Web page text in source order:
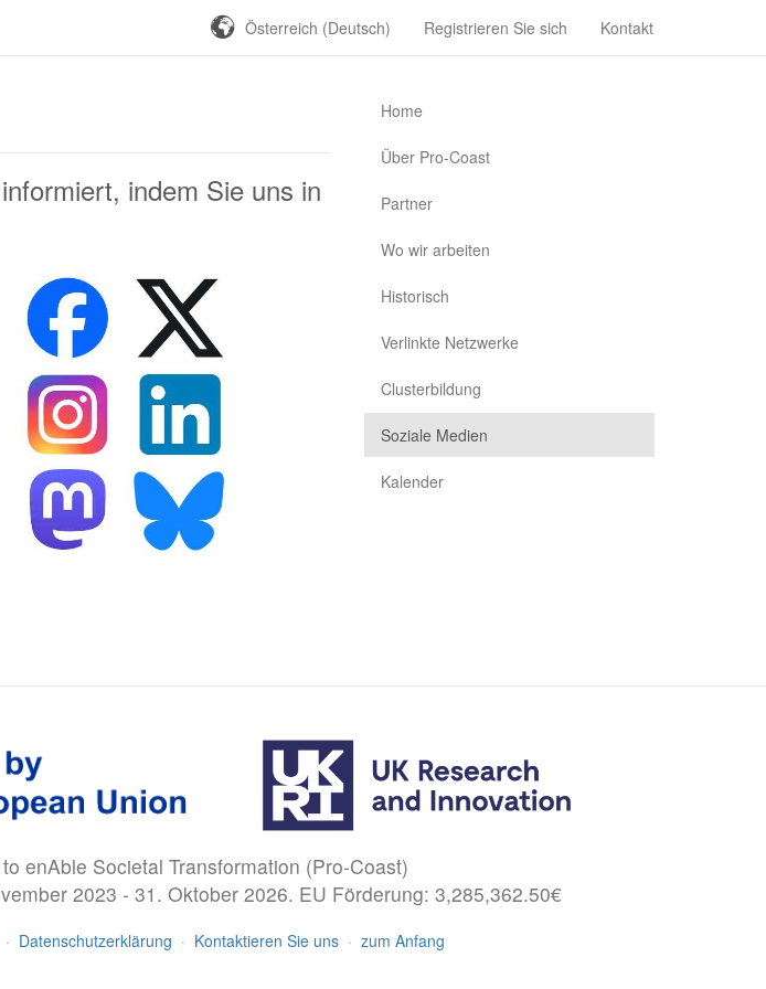
Österreich (Deutsch) Registrieren Sie sich Kontakt
indem Sie uns in
Home
Über Pro-Coast
Partner
Wo wir arbeiten
Historisch
Verlinkte Netzwerke
Clusterbildung
Soziale Medien
Kalender
enAble Societal Transformation (Pro-Coast)
2023 - 31. Oktober 2026. EU Förderung: 3,285,362.50€
· Datenschutzerklärung · Kontaktieren Sie uns · zum Anfang